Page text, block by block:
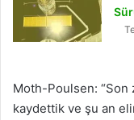
Moth-Poulsen:
kaydettik ve şu an